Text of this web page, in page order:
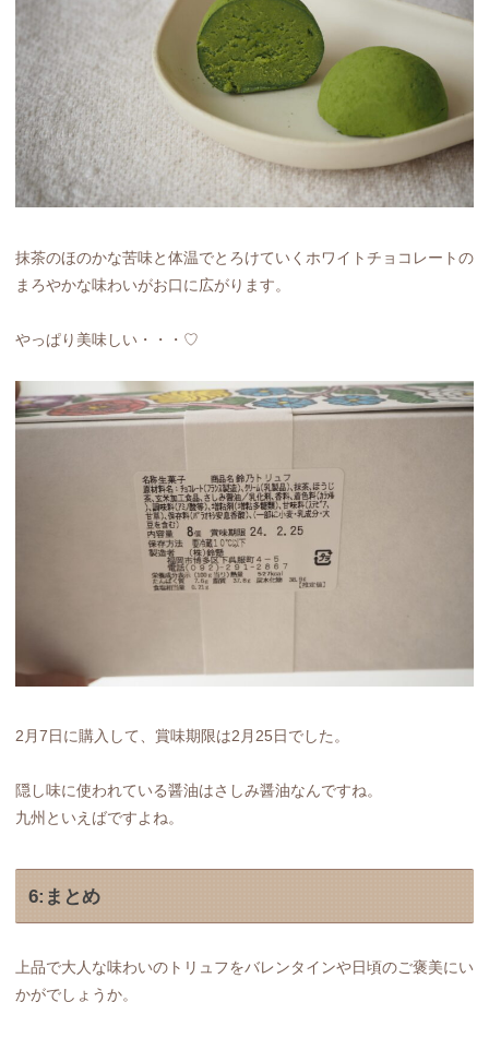
抹茶のほのかな苦味と体温でとろけていくホワイトチョコレートの
まろやかな味わいがお口に広がります。
やっぱり美味しい・・・♡
2月7日に購入して、賞味期限は2月25日でした。
隠し味に使われている醤油はさしみ醤油なんですね。
九州といえばですよね。
6:まとめ
上品で大人な味わいのトリュフをバレンタインや日頃のご褒美にい
かがでしょうか。